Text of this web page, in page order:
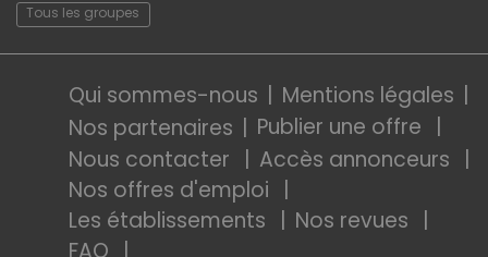
Tous les groupes
Qui sommes-nous
Mentions légales
Nos partenaires
Publier une offre
Nous contacter
Accès annonceurs
Nos offres d'emploi
Les établissements
Nos revues
FAQ